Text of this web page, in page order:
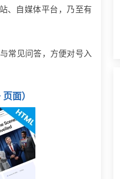
、自媒体平台，乃至有
常见问答，方便对号入
面）